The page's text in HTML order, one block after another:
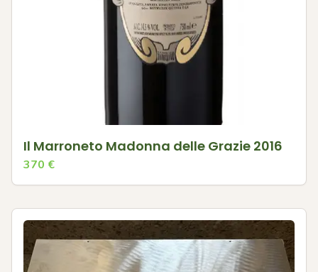
Il Marroneto Madonna delle Grazie 2016
370 €